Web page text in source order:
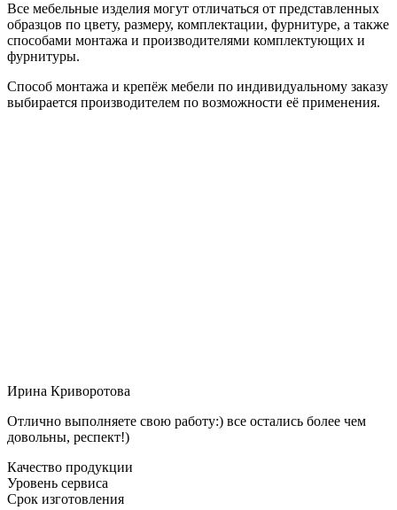
Все мебельные изделия могут отличаться от представленных
образцов по цвету, размеру, комплектации, фурнитуре, а также
способами монтажа и производителями комплектующих и
фурнитуры.
Способ монтажа и крепёж мебели по индивидуальному заказу
выбирается производителем по возможности её применения.
Ирина Криворотова
Отлично выполняете свою работу:) все остались более чем
довольны, респект!)
Качество продукции
Уровень сервиса
Срок изготовления